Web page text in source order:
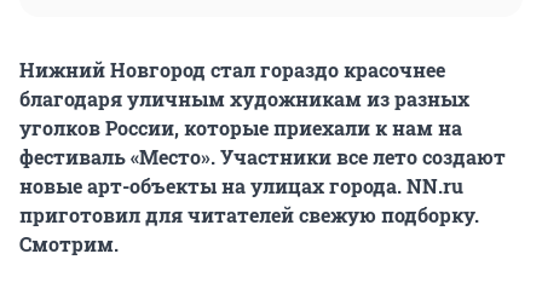
Нижний Новгород стал гораздо красочнее
благодаря уличным художникам из разных
уголков России, которые приехали к нам на
фестиваль «Место». Участники все лето создают
новые арт-объекты на улицах города. NN.ru
приготовил для читателей свежую подборку.
Смотрим.